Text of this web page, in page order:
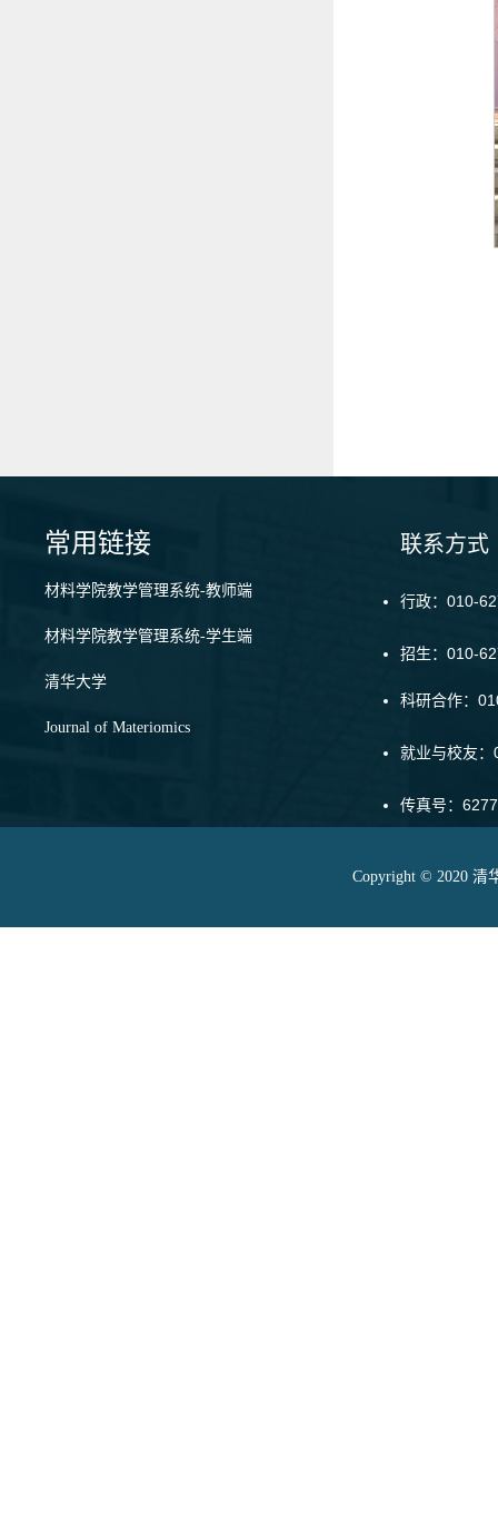
常用链接
材料学院教学管理系统-教师端
材料学院教学管理系统-学生端
清华大学
Journal of Materiomics
联系方式
行政：010-
招生：010-
科研合作：
就业与校友
传真号：
Copyright © 2020 清